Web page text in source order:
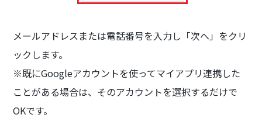
メールアドレスまたは電話番号を入力し「次へ」をクリ
ックします。
※既にGoogleアカウントを使ってマイアプリ連携した
ことがある場合は、そのアカウントを選択するだけで
OKです。